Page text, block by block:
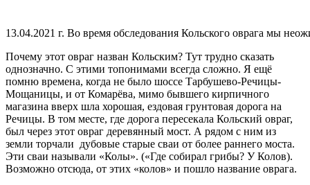
13.04.2021 г. Во время обследования Кольского оврага мы
Почему этот овраг назван Кольским? Тут трудно сказать
однозначно. С этими топонимами всегда сложно. Я ещё
помню времена, когда не было шоссе Тарбушево-Речицы-
Мощаницы, и от Комарёва, мимо бывшего кирпичного
магазина вверх шла хорошая, ездовая грунтовая дорога на
Речицы. В том месте, где дорога пересекала Кольский овраг,
был через этот овраг деревянный мост. А рядом с ним из
земли торчали дубовые старые сваи от более раннего моста.
Эти сваи называли «Колы». («Где собирал грибы? У Колов).
Возможно отсюда, от этих «колов» и пошло название оврага.